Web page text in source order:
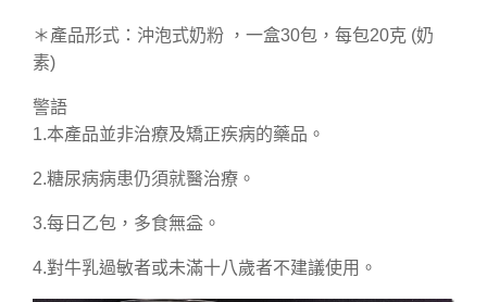
＊產品形式：沖泡式奶粉 ，一盒30包，每包20克 (奶
素)
警語
1.本產品並非治療及矯正疾病的藥品。
2.糖尿病病患仍須就醫治療。
3.每日乙包，多食無益。
4.對牛乳過敏者或未滿十八歲者不建議使用。